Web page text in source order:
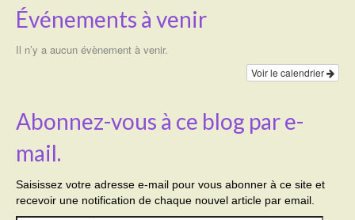
Événements à venir
Il n’y a aucun évènement à venir.
Voir le calendrier
Abonnez-vous à ce blog par e-
mail.
Saisissez votre adresse e-mail pour vous abonner à ce site et
recevoir une notification de chaque nouvel article par email.